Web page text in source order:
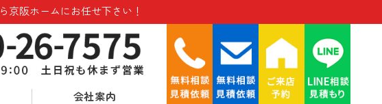
阪ホームにお任せ下さい！
会社案内